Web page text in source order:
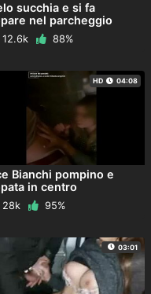
succhia e si fa
nel parcheggio
12.6k 88%
HD 04:08
Bianchi pompino e
in centro
28k 95%
03:01